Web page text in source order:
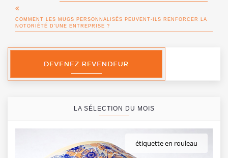
COMMENT LES MUGS PERSONNALISÉS PEUVENT-ILS RENFORCER LA
NOTORIÉTÉ D’UNE ENTREPRISE ?
LA SÉLECTION DU MOIS
étiquette en rouleau